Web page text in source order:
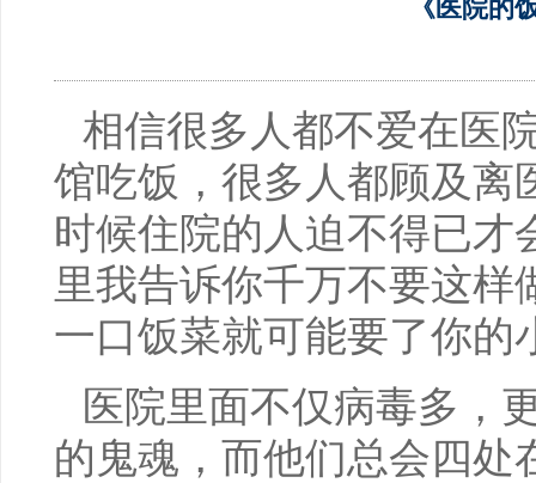
《医院的
相信很多人都不爱在医
馆吃饭，很多人都顾及离
时候住院的人迫不得已才
里我告诉你千万不要这样
一口饭菜就可能要了你的
医院里面不仅病毒多，
的鬼魂，而他们总会四处